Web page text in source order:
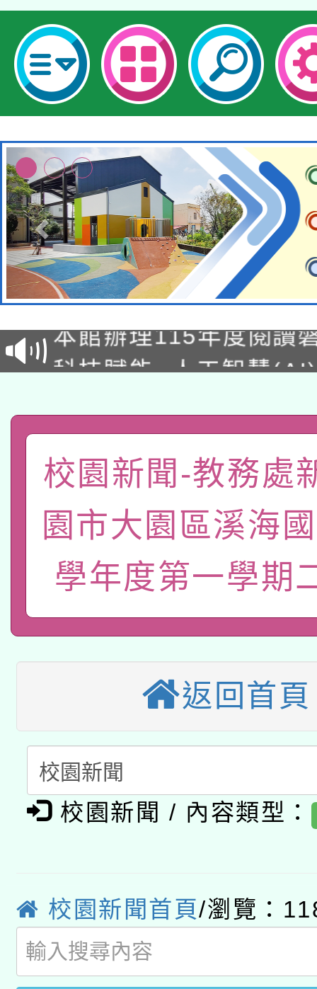
適應運動共學行動站研
本館辦理115年度閱讀
暨閱讀推動專業研習
科技賦能─人工智慧
「數位內容與教學軟體
pilot」
有關大陸委員會函釋公
薪期間赴陸應申請許可
轉知經濟部水利署委託
業技術研究院辦理「
用水績優單位及節水達
動」
115年8月22日(星期六
桃園市孔廟祈福系列
開 智慧啟航」
2026年桃園地景藝術
適應運動共學行動站研
本館辦理115年度閱讀
科技賦能─人工智慧
礎課程
A3數位素養講師名單
「數位內容與教學軟體
pilot」
有關大陸委員會函釋公
業技術研究院辦理「
用水績優單位及節水達
動」
115年8月22日(星期六
桃園市孔廟祈福系列
開 智慧啟航」
2026年桃園地景藝術
「2026桃園藝術巡演
校園新聞-教務處
園市大園區溪海
學年度第一學期
返回首頁
校園新聞 / 內容類型：
校園新聞首頁/瀏覽：